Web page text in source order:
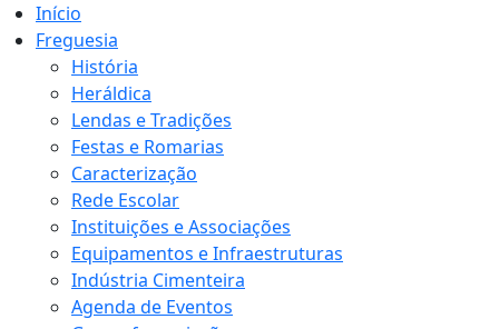
Início
Freguesia
História
Heráldica
Lendas e Tradições
Festas e Romarias
Caracterização
Rede Escolar
Instituições e Associações
Equipamentos e Infraestruturas
Indústria Cimenteira
Agenda de Eventos